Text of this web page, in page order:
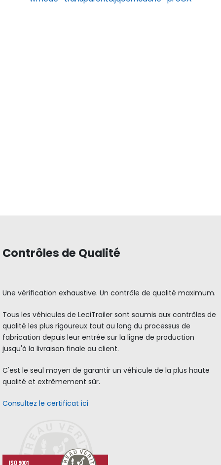
Contrôles de Qualité
Une vérification exhaustive. Un contrôle de qualité maximum.
Tous les véhicules de LeciTrailer sont soumis aux contrôles de
qualité les plus rigoureux tout au long du processus de
fabrication depuis leur entrée sur la ligne de production
jusqu'à la livraison finale au client.
C'est le seul moyen de garantir un véhicule de la plus haute
qualité et extrêmement sûr.
Consultez le certificat ici